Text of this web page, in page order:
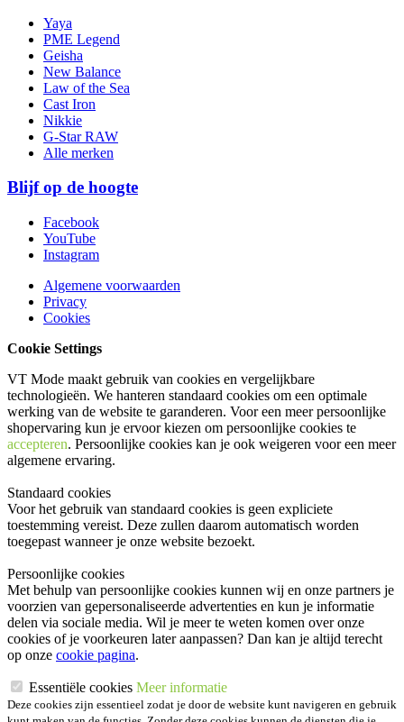
Yaya
PME Legend
Geisha
New Balance
Law of the Sea
Cast Iron
Nikkie
G-Star RAW
Alle merken
Blijf op de hoogte
Facebook
YouTube
Instagram
Algemene voorwaarden
Privacy
Cookies
Cookie Settings
VT Mode maakt gebruik van cookies en vergelijkbare
technologieën. We hanteren standaard cookies om een optimale
werking van de website te garanderen. Voor een meer persoonlijke
shopervaring kun je ervoor kiezen om persoonlijke cookies te
accepteren. Persoonlijke cookies kan je ook weigeren voor een meer
algemene ervaring.
Standaard cookies
Voor het gebruik van standaard cookies is geen expliciete
toestemming vereist. Deze zullen daarom automatisch worden
toegepast wanneer je onze website bezoekt.
Persoonlijke cookies
Met behulp van persoonlijke cookies kunnen wij en onze partners je
voorzien van gepersonaliseerde advertenties en kun je informatie
delen via sociale media. Wil je meer te weten komen over onze
cookies of je voorkeuren later aanpassen? Dan kan je altijd terecht
op onze cookie pagina.
Essentiële cookies Meer informatie
Deze cookies zijn essentieel zodat je door de website kunt navigeren en gebruik